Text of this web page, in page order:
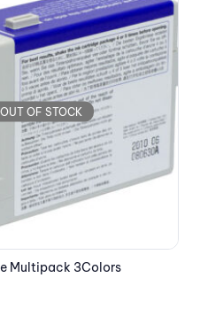
OUT OF STOCK